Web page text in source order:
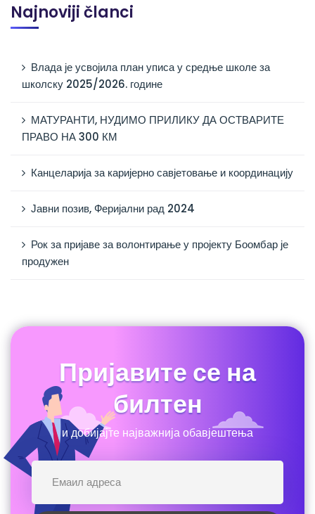
Najnoviji članci
Влада је усвојила план уписа у средње школе за
школску 2025/2026. године
МАТУРАНТИ, НУДИМО ПРИЛИКУ ДА ОСТВАРИТЕ
ПРАВО НА 300 КМ
Канцеларија за каријерно савјетовање и координацију
Јавни позив, Феријални рад 2024
Рок за пријаве за волонтирање у пројекту Боомбар је
продужен
Пријавите се на
билтен
и добијајте најважнија обавјештења